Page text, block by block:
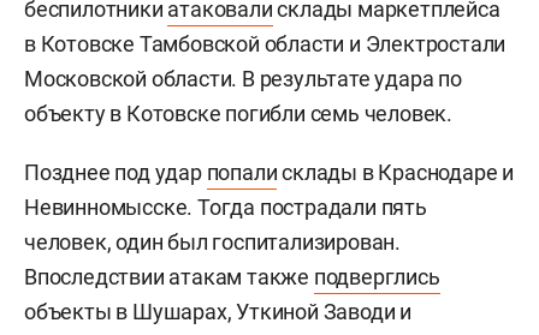
беспилотники атаковалисклады маркетплейса
в Котовске Тамбовской области и Электростали
Московской области. В результате удара по
объекту в Котовске погибли семь человек.
Позднее под удар попалисклады в Краснодаре и
Невинномысске. Тогда пострадали пять
человек, один был госпитализирован.
Впоследствии атакам также подверглись
объекты в Шушарах, Уткиной Заводи и